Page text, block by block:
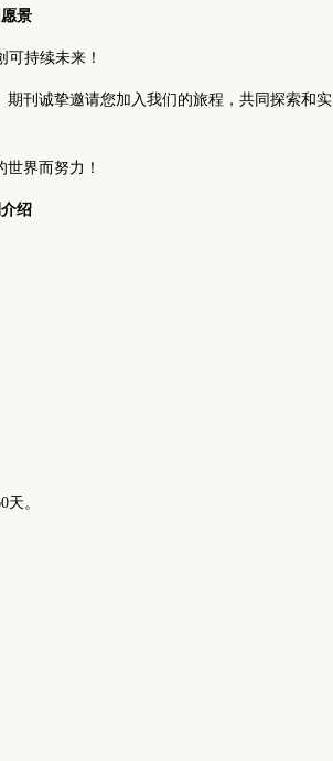
景
可持续未来！
刊诚挚邀请您加入我们的旅程，共同探索和实
界而努力！
绍
。